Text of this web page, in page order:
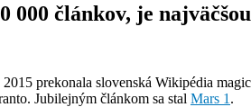
000 článkov, je
prekonala slovenská Wikipédia
Jubilejným článkom sa stal Mars 1 .